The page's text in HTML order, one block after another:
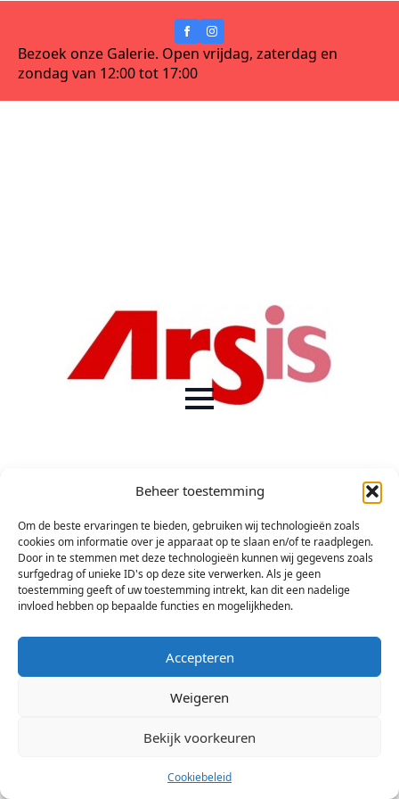
Beheer toestemming
Om de beste ervaringen te bieden, gebruiken wij technologieën zoals
cookies om informatie over je apparaat op te slaan en/of te raadplegen.
Door in te stemmen met deze technologieën kunnen wij gegevens zoals
surfgedrag of unieke ID's op deze site verwerken. Als je geen
toestemming geeft of uw toestemming intrekt, kan dit een nadelige
invloed hebben op bepaalde functies en mogelijkheden.
Accepteren
Weigeren
Bekijk voorkeuren
Cookiebeleid
Bezoek onze Galerie. Open vrijdag, zaterdag en
zondag van 12:00 tot 17:00
© 2026 Stichting Arsis Kunst en Societeit